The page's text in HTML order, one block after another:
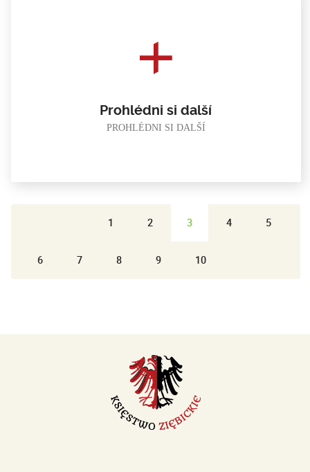
Šestý sloup hranice sv. Jana se nachází v obci Skoroszyce. Stojí...
Prohlédni si další
PROHLÉDNI SI DALŠÍ
1 2 3 4 5
6 7 8 9 10